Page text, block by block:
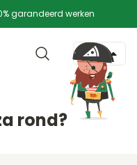
garandeerd werken
rond?